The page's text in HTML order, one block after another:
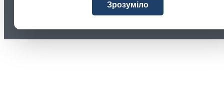
Зрозуміло